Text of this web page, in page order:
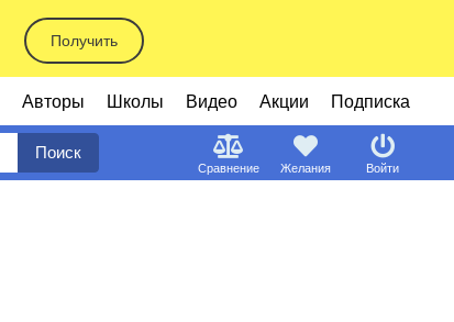
Получить
Авторы Школы Видео Акции Подписка
Поиск
Сравнение Желания Войти